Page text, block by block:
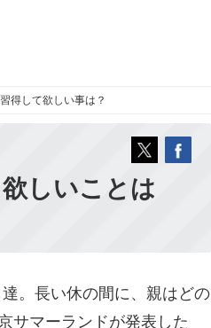
得して欲しい事は？
しいことは
。長い休の間に、親はどの
サマーランドが発表した